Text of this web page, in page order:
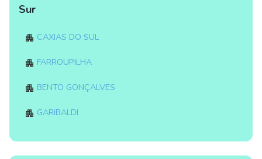
Sur
Caxias do Sul
Farroupilha
Bento Gonçalves
Garibaldi